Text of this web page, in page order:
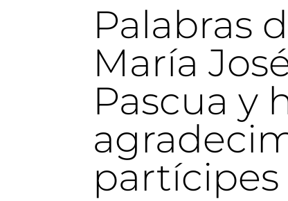
Palabras
María
Pascua y
partícipes